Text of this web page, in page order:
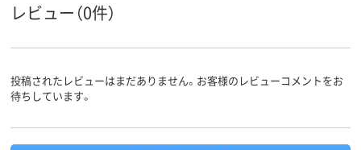
レビュー（0件）
投稿されたレビューはまだありません。お客様のレビューコメントをお
待ちしています。